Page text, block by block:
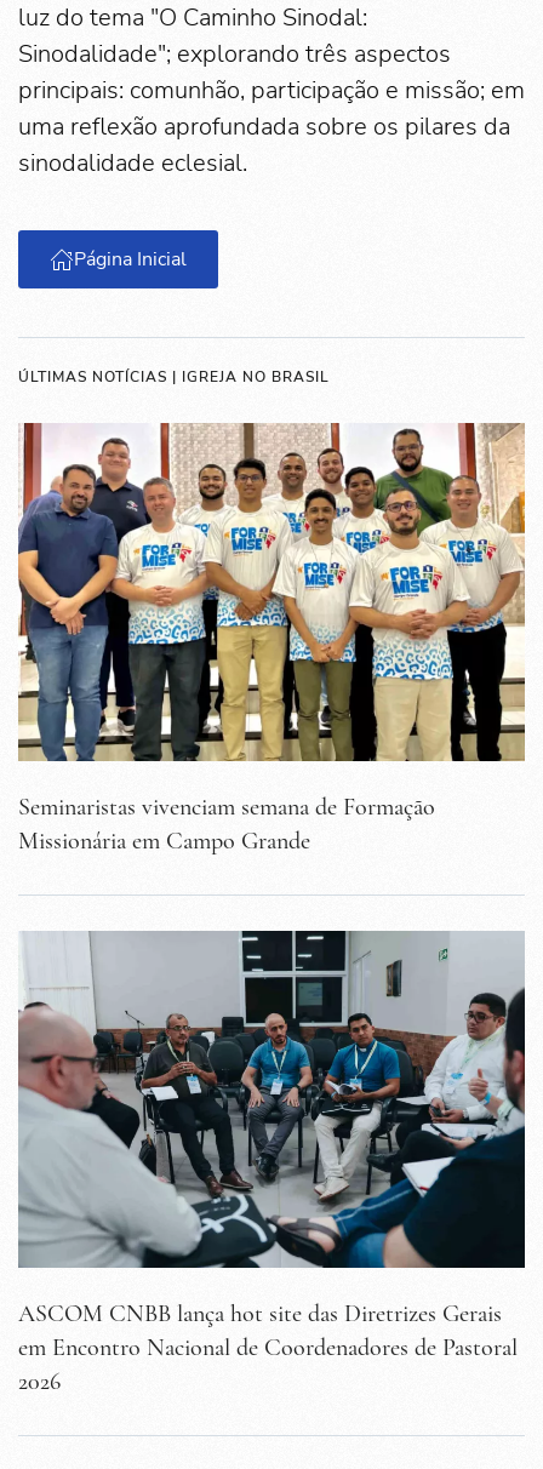
luz do tema "O Caminho Sinodal:
Sinodalidade"; explorando três aspectos
principais: comunhão, participação e missão; em
uma reflexão aprofundada sobre os pilares da
sinodalidade eclesial.
Página Inicial
ÚLTIMAS NOTÍCIAS | IGREJA NO BRASIL
Seminaristas vivenciam semana de Formação
Missionária em Campo Grande
ASCOM CNBB lança hot site das Diretrizes Gerais
em Encontro Nacional de Coordenadores de Pastoral
2026